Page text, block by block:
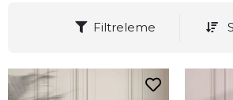
Filtreleme